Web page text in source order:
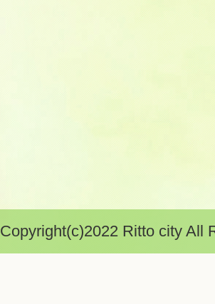
Copyright(c)2022 Ritto city All